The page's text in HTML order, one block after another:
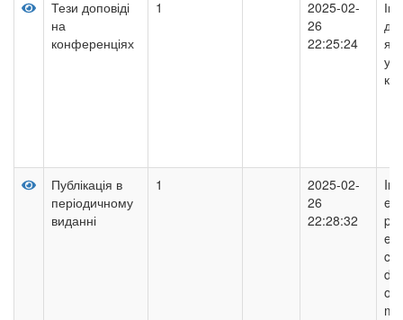
Тези доповіді
на
конференціях
1
2025-02-
26
22:25:24
у
Публікація в
періодичному
виданні
1
2025-02-
26
22:28:32
dc
on